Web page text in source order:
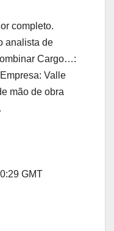
completo.
analista de
Cargo…:
Valle
mão de obra
GMT